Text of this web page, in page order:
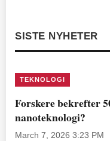
SISTE NYHETER
TEKNOLOGI
Forskere bekrefter
nanoteknologi?
March 7, 2026 3:23 PM